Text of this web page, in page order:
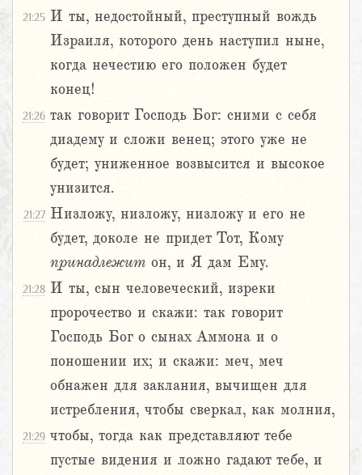
21:25 И ты, недостойный, преступный вождь
Израиля, которого день наступил ныне,
когда нечестию его положен будет
конец!
21:26 так говорит Господь Бог: сними с себя
диадему и сложи венец; этого уже не
будет; униженное возвысится и высокое
унизится.
21:27 Низложу, низложу, низложу и его не
будет, доколе не придет Тот, Кому
принадлежит он, и Я дам Ему.
21:28 И ты, сын человеческий, изреки
пророчество и скажи: так говорит
Господь Бог о сынах Аммона и о
поношении их; и скажи: меч, меч
обнажен для заклания, вычищен для
истребления, чтобы сверкал, как молния,
21:29 чтобы, тогда как представляют тебе
пустые видения и ложно гадают тебе, и